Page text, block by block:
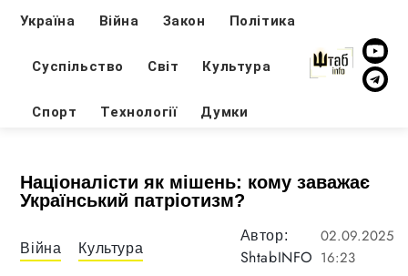
Україна Війна Закон Політика
Суспільство Світ Культура
Спорт Технології Думки
Націоналісти як мішень: кому заважає
Український патріотизм?
Війна Культура
Автор:
ShtabINFO
02.09.2025
16:23